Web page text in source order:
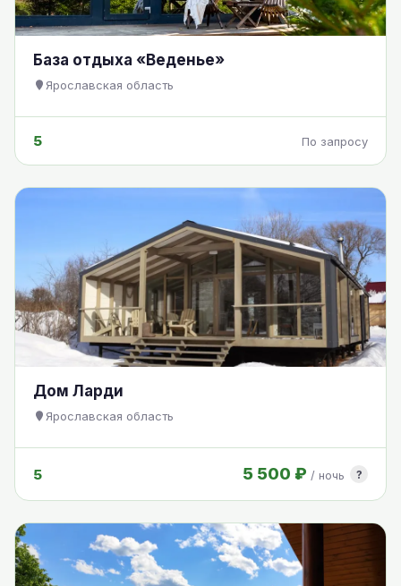
База отдыха «Веденье»
Ярославская область
5 По запросу
Дом Ларди
Ярославская область
5 5 500 ₽ / ночь ?